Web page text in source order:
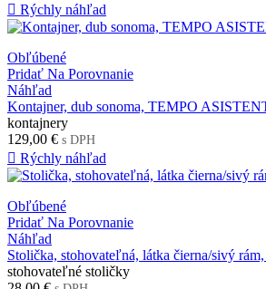
 Rýchly náhľad
Obľúbené
Pridať Na Porovnanie
Náhľad
Kontajner, dub sonoma, TEMPO
kontajnery
129,00 € s DPH
 Rýchly náhľad
Obľúbené
Pridať Na Porovnanie
Náhľad
Stolička, stohovateľná, látka čierna/sivý
stohovateľné stoličky